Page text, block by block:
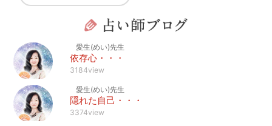
愛生(めい)先生
依存心・・・
3184view
愛生(めい)先生
隠れた自己・・・
3374view